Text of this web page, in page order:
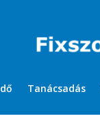
Tanácsadás